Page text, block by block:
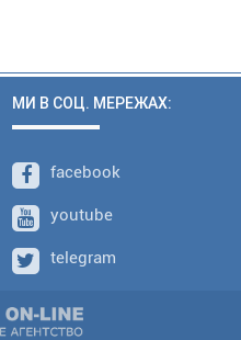
МИ В СОЦ. МЕРЕЖАХ:
facebook
youtube
telegram